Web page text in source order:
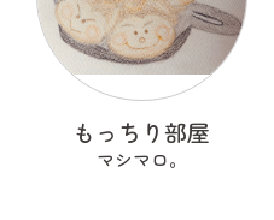
もっちり部屋
マシマロ。